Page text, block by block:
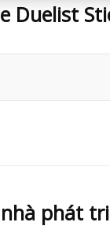
Duelist
phát